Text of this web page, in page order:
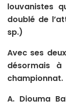
louvanistes
doublé de
sp.)
Avec ses
désormais
championnat.
A. Diouma